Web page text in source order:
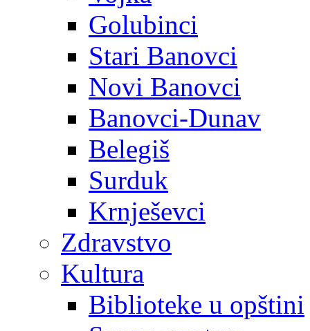
Golubinci
Stari Banovci
Novi Banovci
Banovci-Dunav
Belegiš
Surduk
Krnješevci
Zdravstvo
Kultura
Biblioteke u opštini